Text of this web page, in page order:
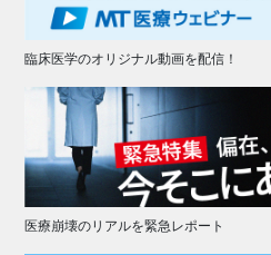
臨床医学のオリジナル動画を配信！
医療崩壊のリアルを緊急レポート